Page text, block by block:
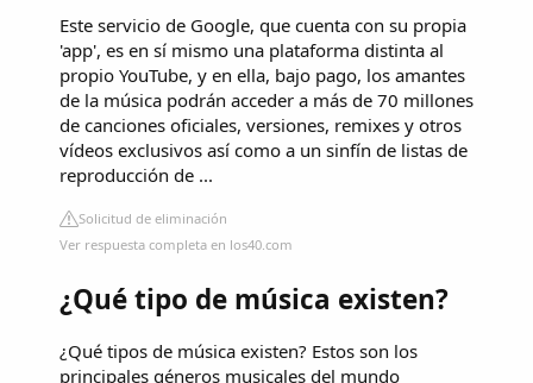
Este servicio de Google, que cuenta con su propia
'app', es en sí mismo una plataforma distinta al
propio YouTube, y en ella, bajo pago, los amantes
de la música podrán acceder a más de 70 millones
de canciones oficiales, versiones, remixes y otros
vídeos exclusivos así como a un sinfín de listas de
reproducción de ...
Solicitud de eliminación
Ver respuesta completa en los40.com
¿Qué tipo de música existen?
¿Qué tipos de música existen? Estos son los
principales géneros musicales del mundo